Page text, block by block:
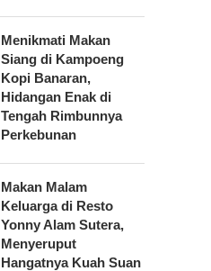
Menikmati Makan
Siang di Kampoeng
Kopi Banaran,
Hidangan Enak di
Tengah Rimbunnya
Perkebunan
Makan Malam
Keluarga di Resto
Yonny Alam Sutera,
Menyeruput
Hangatnya Kuah Suan